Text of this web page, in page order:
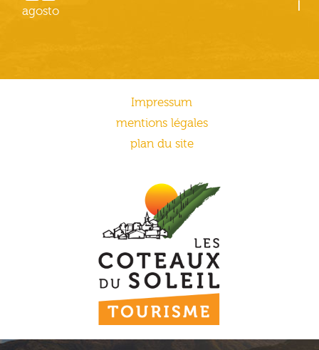
agosto
Impressum
mentions légales
plan du site